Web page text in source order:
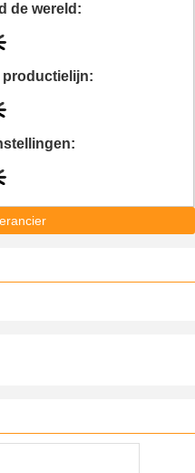
de wereld:
productielijn: